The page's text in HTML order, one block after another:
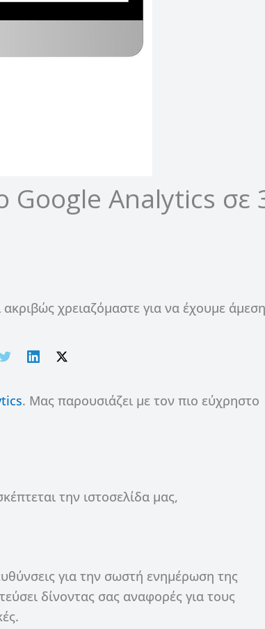
Google Analytics σε
χρειαζόμαστε για να έχουμε άμεση
. Μας παρουσιάζει με τον πιο εύχρηστο
την ιστοσελίδα μας,
για την σωστή ενημέρωση της
δίνοντας σας αναφορές για τους